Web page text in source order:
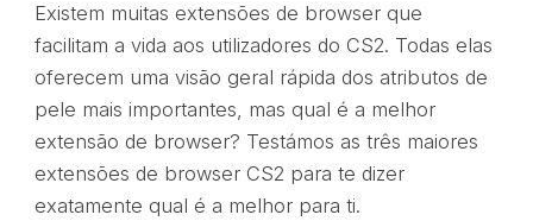
Existem muitas extensões de browser que
facilitam a vida aos utilizadores do CS2. Todas elas
oferecem uma visão geral rápida dos atributos de
pele mais importantes, mas qual é a melhor
extensão de browser? Testámos as três maiores
extensões de browser CS2 para te dizer
exatamente qual é a melhor para ti.